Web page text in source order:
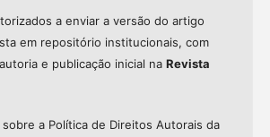
a enviar a versão do artigo
em repositório institucionais, com
e publicação inicial na Revista
a Política de Direitos Autorais da